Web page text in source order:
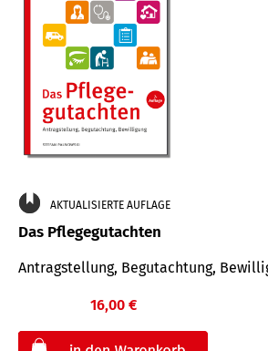
AKTUALISIERTE AUFLAGE
Das Pflegegutachten
Antragstellung, Begutachtung,
16,00 €